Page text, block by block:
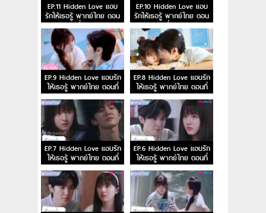
EP.11 Hidden Love แอบ
รักให้เธอรู้ พากย์ไทย ตอน
ที่ 11
EP.10 Hidden Love แอบ
รักให้เธอรู้ พากย์ไทย ตอน
ที่ 10
EP.9 Hidden Love แอบรัก
ให้เธอรู้ พากย์ไทย ตอนที่
9
EP.8 Hidden Love แอบรัก
ให้เธอรู้ พากย์ไทย ตอนที่
8
EP.7 Hidden Love แอบรัก
ให้เธอรู้ พากย์ไทย ตอนที่
7
EP.6 Hidden Love แอบรัก
ให้เธอรู้ พากย์ไทย ตอนที่
6